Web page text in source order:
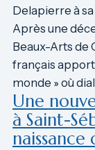
Delapierre à
Après une
Beaux-Arts de
français
monde » où
Une
à Saint-
naissance